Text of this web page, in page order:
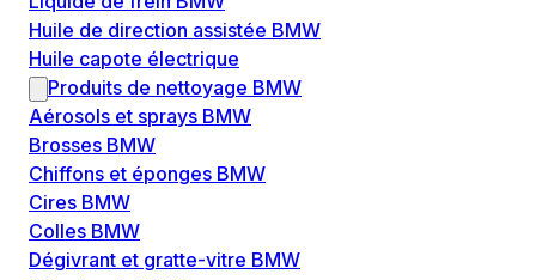
Huile de direction assistée BMW
Huile capote électrique
Produits de nettoyage BMW
Aérosols et sprays BMW
Brosses BMW
Chiffons et éponges BMW
Cires BMW
Colles BMW
Dégivrant et gratte-vitre BMW